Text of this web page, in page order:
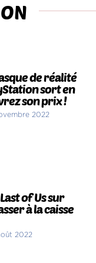
de réalité
sort en
son prix !
2022
of Us sur
à la caisse
2022